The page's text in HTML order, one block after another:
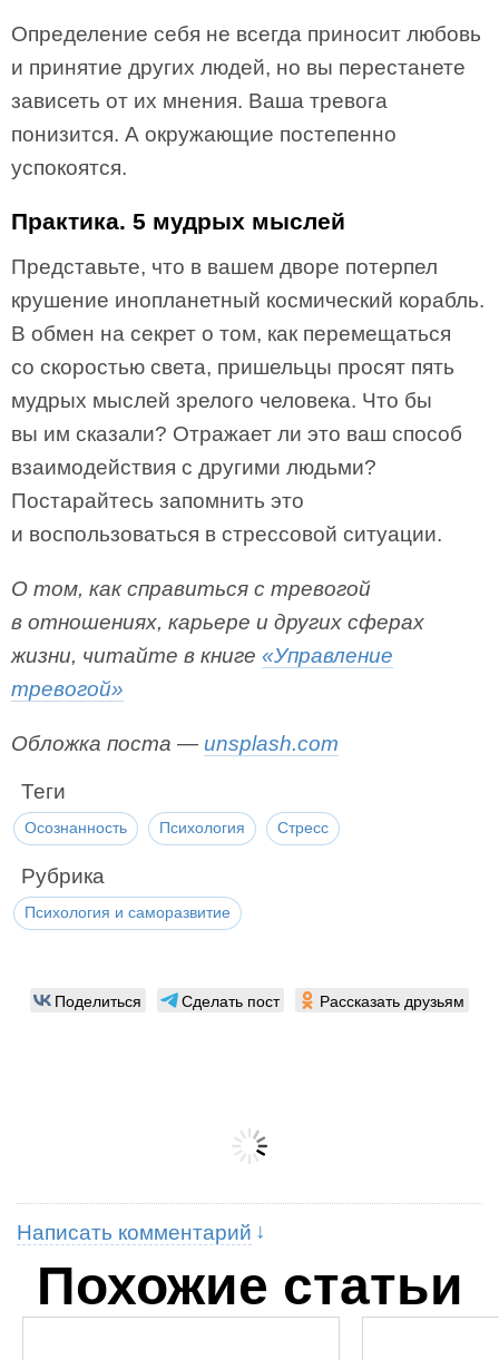
Определение себя не всегда приносит любовь
и принятие других людей, но вы перестанете
зависеть от их мнения. Ваша тревога
понизится. А окружающие постепенно
успокоятся.
Практика. 5 мудрых мыслей
Представьте, что в вашем дворе потерпел
крушение инопланетный космический корабль.
В обмен на секрет о том, как перемещаться
со скоростью света, пришельцы просят пять
мудрых мыслей зрелого человека. Что бы
вы им сказали? Отражает ли это ваш способ
взаимодействия с другими людьми?
Постарайтесь запомнить это
и воспользоваться в стрессовой ситуации.
О том, как справиться с тревогой
в отношениях, карьере и других сферах
жизни, читайте в книге «Управление
тревогой»
Обложка поста — unsplash.com
Теги
Осознанность Психология Стресс
Рубрика
Психология и саморазвитие
Поделиться Сделать пост Рассказать друзьям
Написать комментарий
Похожие статьи